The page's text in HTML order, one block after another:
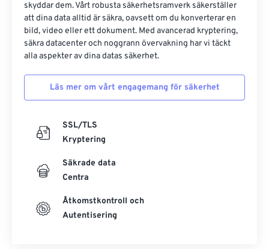
skyddar dem. Vårt robusta säkerhetsramverk säkerställer
att dina data alltid är säkra, oavsett om du konverterar en
bild, video eller ett dokument. Med avancerad kryptering,
säkra datacenter och noggrann övervakning har vi täckt
alla aspekter av dina datas säkerhet.
Läs mer om vårt engagemang för säkerhet
SSL/TLS
Kryptering
Säkrade data
Centra
Åtkomstkontroll och
Autentisering